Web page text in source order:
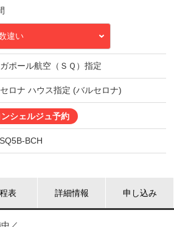
違い
ポール航空（ＳＱ）指定
ロナ ハウス指定 (バルセロナ)
ンシェルジュ予約
BCH
表 詳細情報 申し込み
／